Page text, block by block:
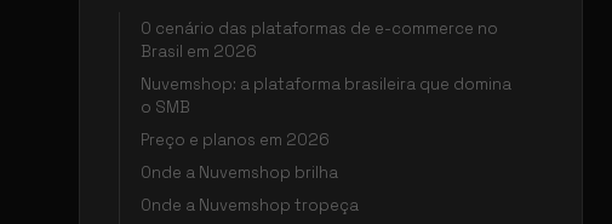
O cenário das plataformas de e-commerce no
Brasil em 2026
Nuvemshop: a plataforma brasileira que domina
o SMB
Preço e planos em 2026
Onde a Nuvemshop brilha
Onde a Nuvemshop tropeça